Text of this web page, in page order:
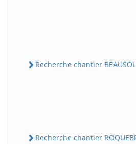
Recherche chantier
Recherche chantier